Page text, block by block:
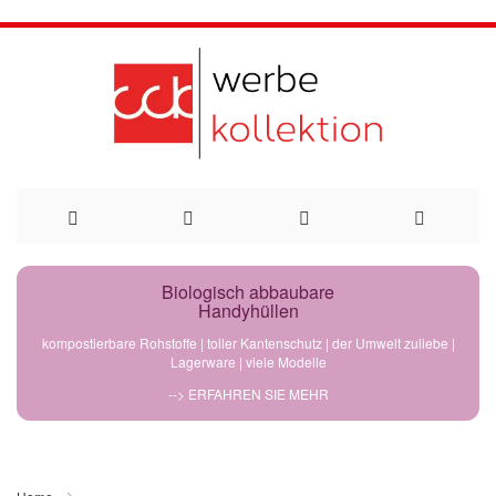
Direkt
Biologisch abbaubare
Handyhüllen
kompostierbare Rohstoffe | toller Kantenschutz | der Umwelt zuliebe |
Lagerware | viele Modelle
--> ERFAHREN SIE MEHR